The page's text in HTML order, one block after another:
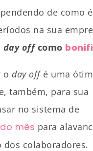
de como
na sua
day offcomo
o day offé uma
também, para sua
no sistema de
mês para
dos colaboradores.